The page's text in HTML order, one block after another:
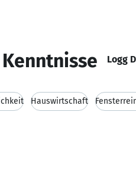
Logg
Hauswirtschaft